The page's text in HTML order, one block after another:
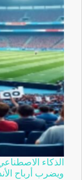
الذكاء
ويضرب أرباح